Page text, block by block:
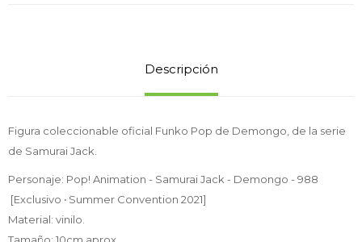
Descripción
Figura coleccionable oficial Funko Pop de Demongo, de la serie
de Samurai Jack.
Personaje: Pop! Animation - Samurai Jack - Demongo - 988
[Exclusivo · Summer Convention 2021]
Material: vinilo.
Tamaño: 10cm aprox.